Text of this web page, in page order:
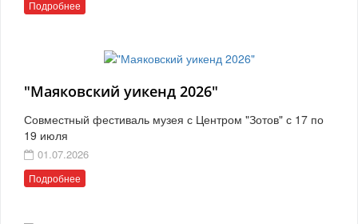
Подробнее
"Маяковский уикенд 2026"
Совместный фестиваль музея с Центром "Зотов" с 17 по
19 июля
01.07.2026
Подробнее